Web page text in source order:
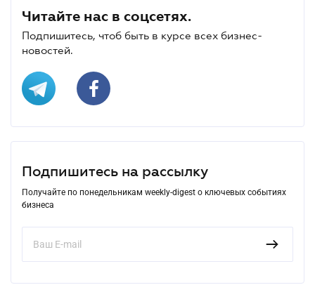
Читайте нас в соцсетях.
Подпишитесь, чтоб быть в курсе всех бизнес-
новостей.
Подпишитесь на рассылку
Получайте по понедельникам weekly-digest о ключевых событиях
бизнеса